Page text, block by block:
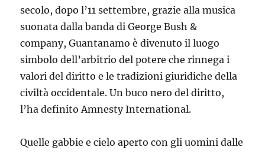
secolo, dopo l’11 settembre, grazie alla musica
suonata dalla banda di George Bush &
company, Guantanamo è divenuto il luogo
simbolo dell’arbitrio del potere che rinnega i
valori del diritto e le tradizioni giuridiche della
civiltà occidentale. Un buco nero del diritto,
l’ha definito Amnesty International.
Quelle gabbie e cielo aperto con gli uomini dalle